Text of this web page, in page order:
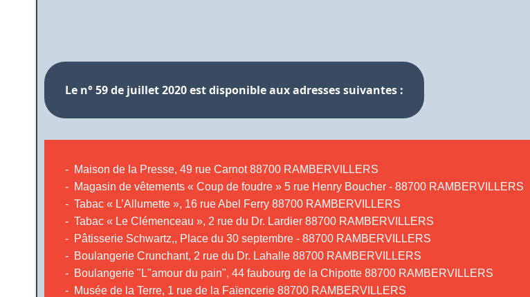
Le n° 59 de juillet 2020 est disponible aux adresses suivantes :
- Maison de la Presse, 49 rue Carnot 88700 RAMBERVILLERS
- Magasin de vêtements « Coup de foudre » 5 rue Henry Boucher - 88700 RAMBERVILLERS
- Tabac « L’Allumette », 16 rue Abel Ferry 88700 RAMBERVILLERS
- Tabac « Le Clémenceau », 2 rue du Dr. Lardier 88700 RAMBERVILLERS
- Pâtisserie Schwartz,, Place du 30 septembre - 88700 RAMBERVILLERS
- Boulangerie Crunchant, 2 rue du Dr. Lahalle 88700 RAMBERVILLERS
- Boulangerie "L"amour du pain", 44 faubourg de la Chipotte 88700 RAMBERVILLERS
- Musée de la Terre, 1 rue de la Faïencerie 88700 RAMBERVILLERS